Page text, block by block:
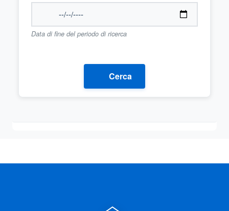
Data di fine del periodo di ricerca
Cerca